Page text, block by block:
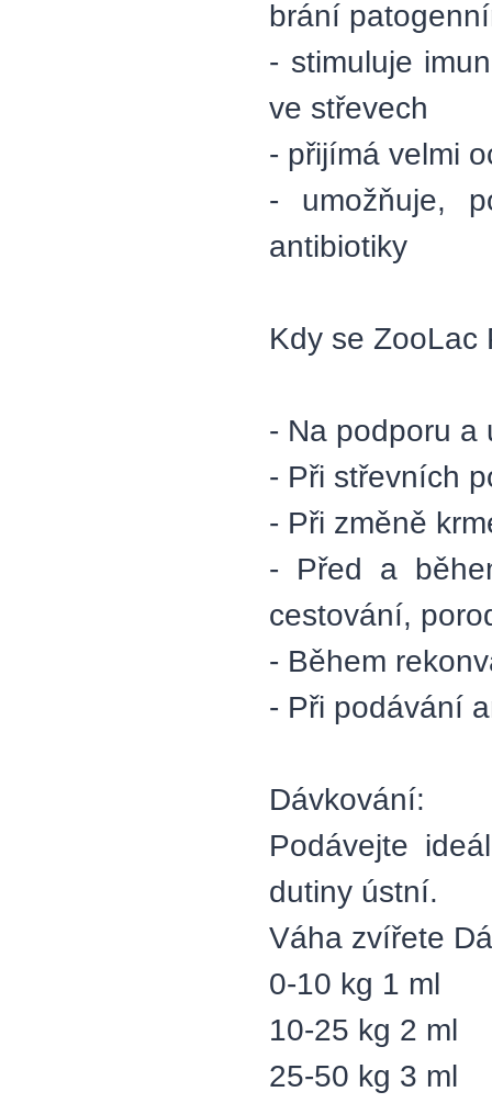
brání
- stimuluje
ve střevech
- přijímá velmi
- umožňuje,
antibiotiky
Kdy se ZooLac
- Na podporu a
- Při střevních
- Při změně
- Před a
cestování,
- Během
- Při podávání
Dávkování:
Podávejte
dutiny ústní.
Váha zvířete
0-10 kg 1 ml
10-25 kg 2 ml
25-50 kg 3 ml